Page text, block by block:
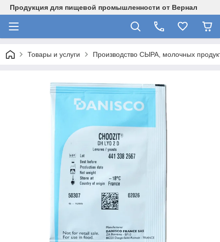
Продукция для пищевой промышленности от Вернал
Товары и услуги Производство СЫРА, молочных